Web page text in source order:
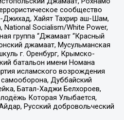
сообщество
Джихад, Хайят Тахрир аш-Шам,
Socialism/White Power,
группа “Джамаат “Красный
джамаат, Мусульманская
г. Оренбург, Крымско-
батальон имени Номана
исламского возрождения
Дуббайский
Батал-Хаджи Белхороев,
Которая Улыбается,
Русский добровольческий